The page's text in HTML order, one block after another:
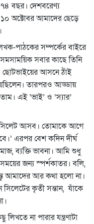
৭৪ বছর। দেশবরেণ্য
অক্টোবর আমাদের ছেড়ে
পাঠকের সম্পর্কের বাইরে
সবার কাছে তিনি
ছোটভাইয়ের আসনে ঠাঁই
তারপরও আড্ডায়
এই ‘ভাই’ ও ‘স্যার’
সিলেট আসব। তোমাকে আগে
এরপর বেশ কদিন দীর্ঘ
ব্যক্তি ভাবনা। আমি শুধু
জন্য স্পর্শকাতর। বলি,
আমাদের আর কথা হলো না।
কৃতী সন্তান, যাঁকে
না পারার যন্ত্রণাটা